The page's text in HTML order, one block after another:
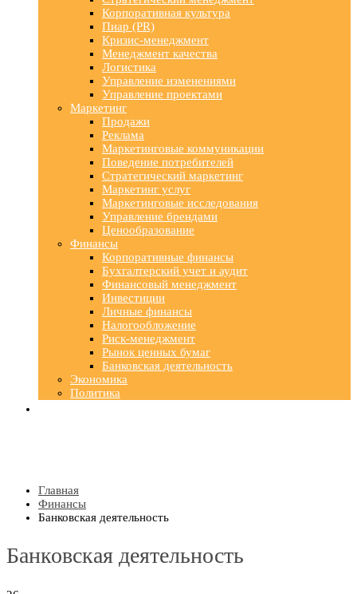
Корпоративная культура
Пиар (PR)
Кризис-менеджмент
Менеджмент качества
Логистика
Управление изменениями
Управление проектами
Маркетинг
Продажи
Реклама
Маркетинговые коммуникации
Поведение потребителей
Стратегический маркетинг
Маркетинг услуг
Маркетинговые исследования
Управление брендами
Ценообразование
Финансы
Корпоративные финансы
Бухгалтерский учет и аудит
Финансовый менеджмент
Инвестиции
Личные финансы
Налогообложение
Риск-менеджмент
Рынок ценных бумаг
Банковская деятельность
Экономика
Политика
Главная
Финансы
Банковская деятельность
Банковская деятельность